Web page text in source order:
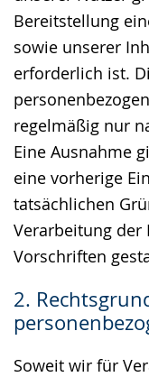
Bereitstellung
sowie unserer
erforderlich ist.
regelmäßig nur
Eine Ausnahme
eine vorherige
tatsächlichen
Verarbeitung der
Vorschriften
2.
Soweit wir für